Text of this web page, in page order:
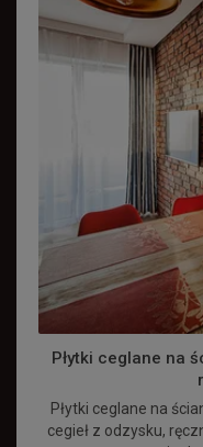
Płytki ceglane na
Płytki ceglane na
cegieł z odzysku,